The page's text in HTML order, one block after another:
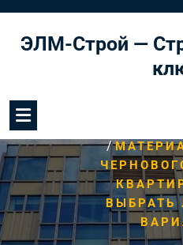
содержимому
ЭЛМ-Строй —
/
ВЫБРАТЬ